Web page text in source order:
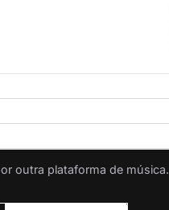
outra plataforma de música.